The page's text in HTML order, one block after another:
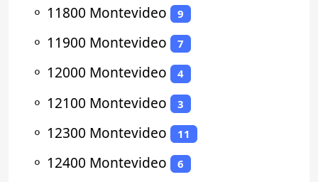
⚬ 11800 Montevideo 9
⚬ 11900 Montevideo 7
⚬ 12000 Montevideo 4
⚬ 12100 Montevideo 3
⚬ 12300 Montevideo 11
⚬ 12400 Montevideo 6